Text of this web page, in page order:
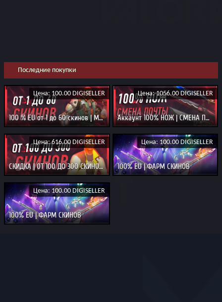
Последние покупки
Цена: 100.00 DIGISELLER
100 % EU от 1 до 60 скинов | Может упасть ЖИР
Цена: 1056.00 DIGISELLER
Аккаунт 100% НОЖ | СМЕНА ПОЧТЫ | 100% EU
Цена: 616.00 DIGISELLER
СКИДКА | ОТ 100 ДО 300 СКИНОВ 100% EU
Цена: 100.00 DIGISELLER
100% EU | ФАРМ СКИНОВ
Цена: 100.00 DIGISELLER
100% EU | ФАРМ СКИНОВ